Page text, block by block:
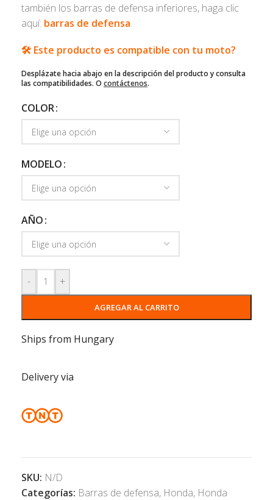
también los barras de defensa inferiores, haga clic
aquí: barras de defensa.
🛠️ Este producto es compatible con tu moto?
Desplázate hacia abajo en la descripción del producto y consulta
las compatibilidades. O contáctenos.
COLOR
MODELO
AÑO
- +
AGREGAR AL CARRITO
Ships from Hungary
Delivery via
SKU: N/D
Categorías: Barras de defensa, Honda, Honda